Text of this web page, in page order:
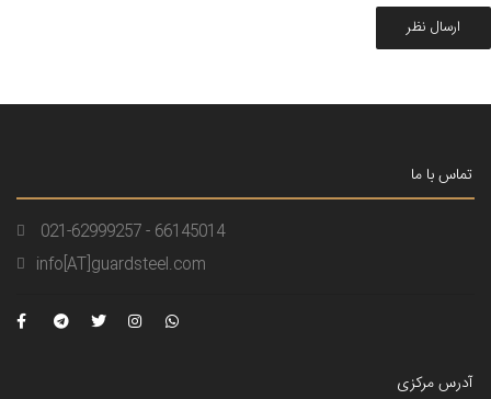
ارسال نظر
تماس با ما
021-62999257 - 66145014
info[AT]guardsteel.com
آدرس مرکزی